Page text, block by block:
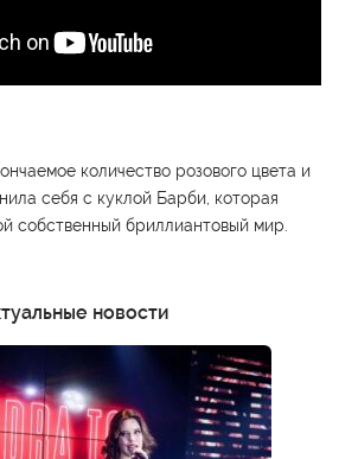
количество розового цвета и
себя с куклой Барби, которая
собственный бриллиантовый мир.
новости